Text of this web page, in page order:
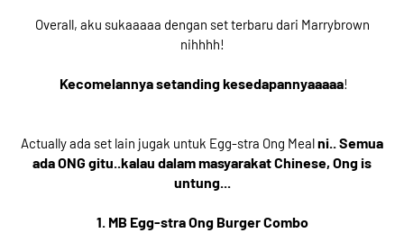
Overall, aku sukaaaaa dengan set terbaru dari Marrybrown
nihhhh!
Kecomelannya setanding kesedapannyaaaaa!
Actually ada set lain jugak untuk Egg-stra Ong Mealni.. Semua
ada ONG gitu..kalau dalam masyarakat Chinese, Ong is
untung...
1. MB Egg-stra Ong Burger Combo